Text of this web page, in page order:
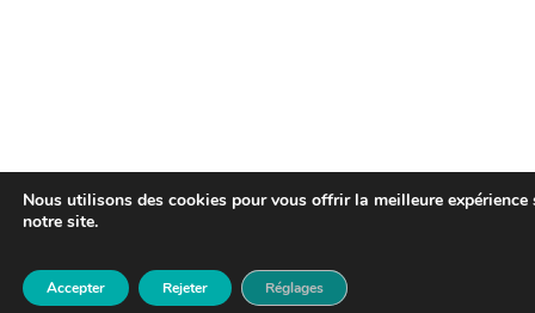
Nous utilisons des cookies pour vous offrir la meilleure expérience
notre site.
Accepter Rejeter Réglages